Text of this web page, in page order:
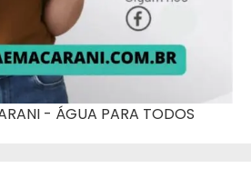
- ÁGUA PARA TODOS